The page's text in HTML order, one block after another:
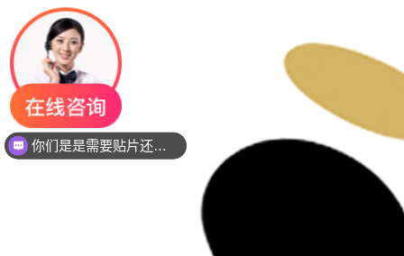
你们是是需要贴片还是插件灯珠呢？